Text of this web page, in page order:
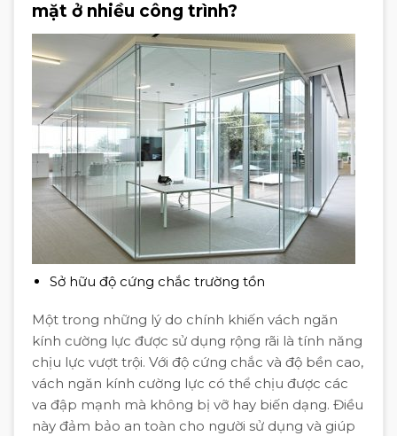
mặt ở nhiều công trình?
Sở hữu độ cứng chắc trường tồn
Một trong những lý do chính khiến vách ngăn
kính cường lực được sử dụng rộng rãi là tính năng
chịu lực vượt trội. Với độ cứng chắc và độ bền cao,
vách ngăn kính cường lực có thể chịu được các
va đập mạnh mà không bị vỡ hay biến dạng. Điều
này đảm bảo an toàn cho người sử dụng và giúp